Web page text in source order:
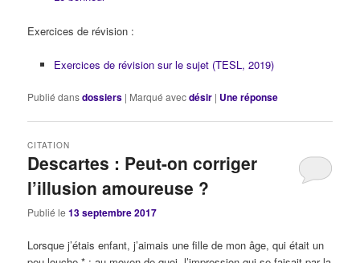
Exercices de révision :
Exercices de révision sur le sujet (TESL, 2019)
Publié dansdossiers | Marqué avecdésir | Uneréponse
Descartes : Peut-on corriger
l’illusion amoureuse ?
CITATION
Publié le13 septembre 2017
Lorsque j’étais enfant, j’aimais une fille de mon âge, qui était un